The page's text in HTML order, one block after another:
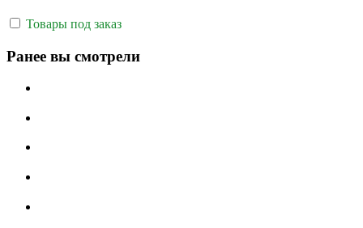
Товары под заказ
Ранее вы смотрели